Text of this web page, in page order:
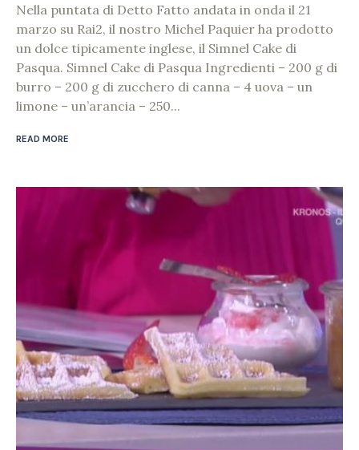
Nella puntata di Detto Fatto andata in onda il 21
marzo su Rai2, il nostro Michel Paquier ha prodotto
un dolce tipicamente inglese, il Simnel Cake di
Pasqua. Simnel Cake di Pasqua Ingredienti – 200 g di
burro – 200 g di zucchero di canna – 4 uova – un
limone – un’arancia – 250...
READ MORE